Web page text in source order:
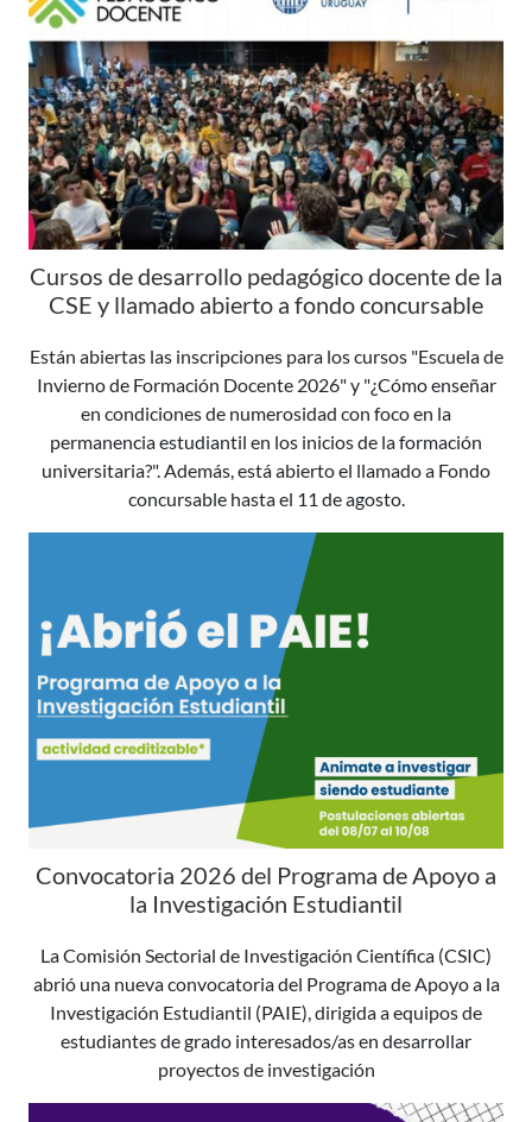
Cursos de desarrollo pedagógico docente de la
CSE y llamado abierto a fondo concursable
Están abiertas las inscripciones para los cursos "Escuela de
Invierno de Formación Docente 2026" y "¿Cómo enseñar
en condiciones de numerosidad con foco en la
permanencia estudiantil en los inicios de la formación
universitaria?". Además, está abierto el llamado a Fondo
concursable hasta el 11 de agosto.
Convocatoria 2026 del Programa de Apoyo a
la Investigación Estudiantil
La Comisión Sectorial de Investigación Científica (CSIC)
abrió una nueva convocatoria del Programa de Apoyo a la
Investigación Estudiantil (PAIE), dirigida a equipos de
estudiantes de grado interesados/as en desarrollar
proyectos de investigación